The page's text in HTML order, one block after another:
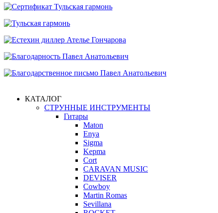
КАТАЛОГ
СТРУННЫЕ ИНСТРУМЕНТЫ
Гитары
Maton
Enya
Sigma
Kepma
Cort
CARAVAN MUSIC
DEVISER
Cowboy
Martin Romas
Sevillana